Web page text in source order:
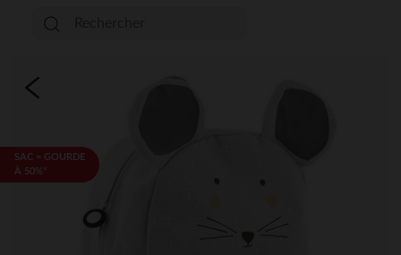
SAC = GOURDE
À 50%*